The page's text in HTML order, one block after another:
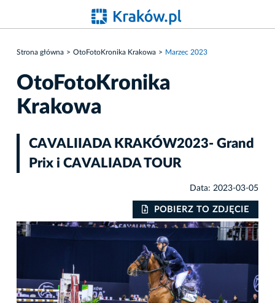
Strona główna OtoFotoKronika Krakowa Marzec 2023
OtoFotoKronika
Krakowa
CAVALIIADA KRAKÓW2023- Grand
Prix i CAVALIADA TOUR
Data: 2023-03-05
POBIERZ TO ZDJĘCIE